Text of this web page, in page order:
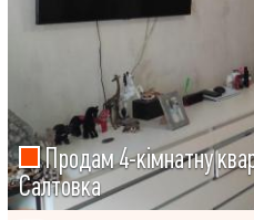
Продам 4-кімнатну
Салтовка